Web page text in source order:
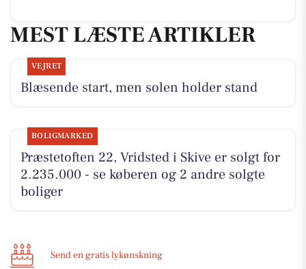
MEST LÆSTE ARTIKLER
VEJRET
Blæsende start, men solen holder stand
BOLIGMARKED
Præstetoften 22, Vridsted i Skive er solgt for
2.235.000 - se køberen og 2 andre solgte
boliger
Send en gratis lykønskning